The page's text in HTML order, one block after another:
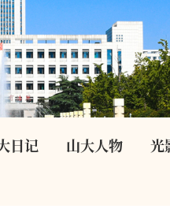
日记 山大人物 光